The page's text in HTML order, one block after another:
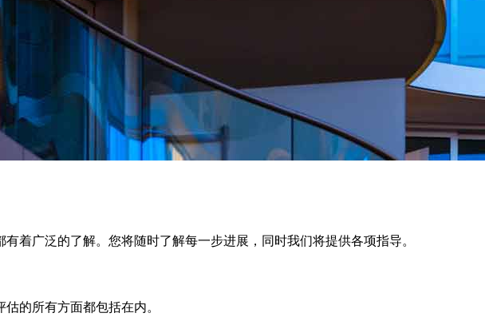
着广泛的了解。您将随时了解每一步进展，同时我们将提供各项指导。
的所有方面都包括在内。